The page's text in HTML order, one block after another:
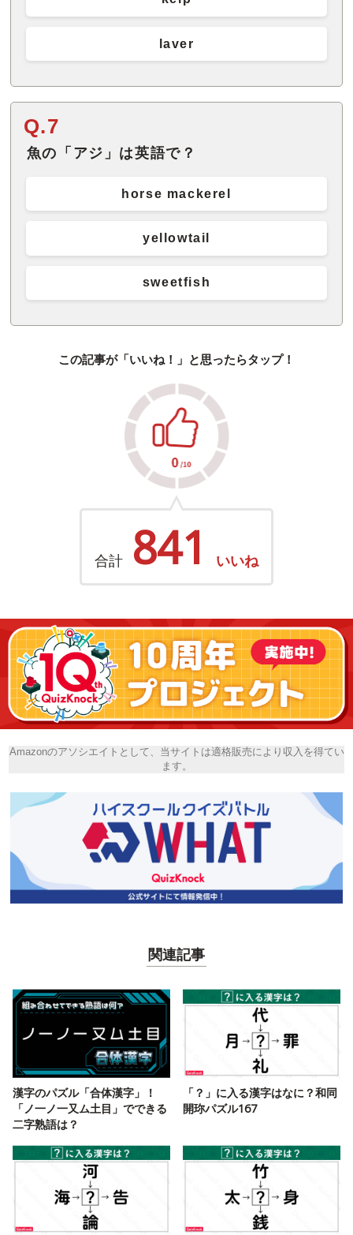
laver
Q.7
魚の「アジ」は英語で？
horse mackerel
yellowtail
sweetfish
この記事が「いいね！」と思ったらタップ！
合計 841 いいね
Amazonのアソシエイトとして、当サイトは適格販売により収入を得てい
ます。
関連記事
漢字のパズル「合体漢字」！
「ノ一ノ一又ム土目」でできる
二字熟語は？
「？」に入る漢字はなに？和同
開珎パズル167